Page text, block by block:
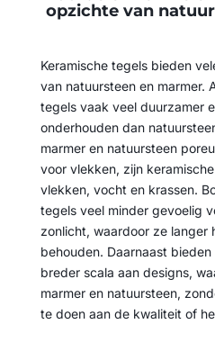
opzichte van
Keramische tegels bieden
van natuursteen en marmer.
tegels vaak veel duurzamer
onderhouden dan
marmer en natuursteen
voor vlekken, zijn
vlekken, vocht en krassen.
tegels veel minder gevoelig
zonlicht, waardoor ze langer
behouden. Daarnaast
breder scala aan designs,
marmer en natuursteen,
te doen aan de kwaliteit of